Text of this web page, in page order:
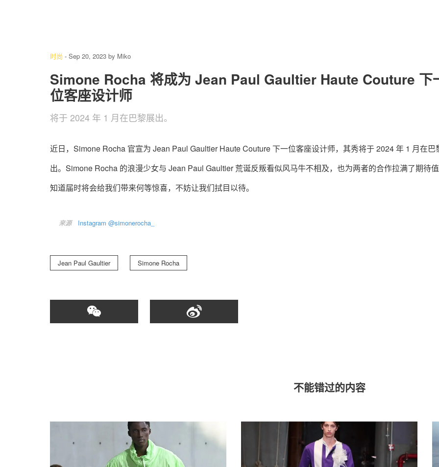
时尚 - Sep 20, 2023 by Miko
Simone Rocha 将成为 Jean Paul Gaultier Haute Couture 下
位客座设计师
将于 2024 年 1 月在巴黎展出。
近日，Simone Rocha 官宣为 Jean Paul Gaultier Haute Couture 下一位客座设计师，其秀将于 2024 年 1 月在巴
出。Simone Rocha 的浪漫少女与 Jean Paul Gaultier 荒诞反叛看似风马牛不相及，也为两者的合作拉满了期待
知道届时将会给我们带来何等惊喜，不妨让我们拭目以待。
来源 Instagram @simonerocha_
Jean Paul Gaultier Simone Rocha
不能错过的内容